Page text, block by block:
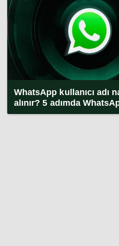
WhatsApp kullanıcı adı
alınır? 5 adımda
kullanıcı adı alma (2026)